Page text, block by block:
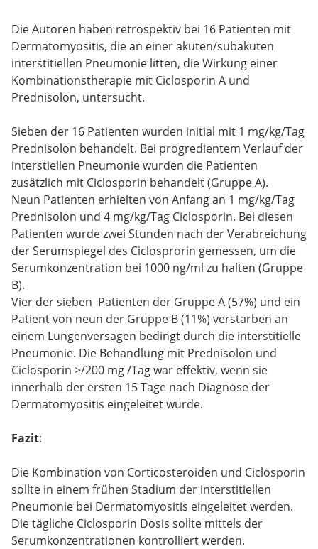
Die Autoren haben retrospektiv bei 16 Patienten mit
Dermatomyositis, die an einer akuten/subakuten
interstitiellen Pneumonie litten, die Wirkung einer
Kombinationstherapie mit Ciclosporin A und
Prednisolon, untersucht.
Sieben der 16 Patienten wurden initial mit 1 mg/kg/Tag
Prednisolon behandelt. Bei progredientem Verlauf der
interstiellen Pneumonie wurden die Patienten
zusätzlich mit Ciclosporin behandelt (Gruppe A).
Neun Patienten erhielten von Anfang an 1 mg/kg/Tag
Prednisolon und 4 mg/kg/Tag Ciclosporin. Bei diesen
Patienten wurde zwei Stunden nach der Verabreichung
der Serumspiegel des Ciclosprorin gemessen, um die
Serumkonzentration bei 1000 ng/ml zu halten (Gruppe
B).
Vier der sieben Patienten der Gruppe A (57%) und ein
Patient von neun der Gruppe B (11%) verstarben an
einem Lungenversagen bedingt durch die interstitielle
Pneumonie. Die Behandlung mit Prednisolon und
Ciclosporin >/200 mg /Tag war effektiv, wenn sie
innerhalb der ersten 15 Tage nach Diagnose der
Dermatomyositis eingeleitet wurde.
Fazit:
Die Kombination von Corticosteroiden und Ciclosporin
sollte in einem frühen Stadium der interstitiellen
Pneumonie bei Dermatomyositis eingeleitet werden.
Die tägliche Ciclosporin Dosis sollte mittels der
Serumkonzentrationen kontrolliert werden.